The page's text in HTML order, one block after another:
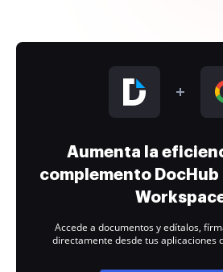
Aumenta la
complemento DocHub
Accede a documentos y edítalos,
directamente desde tus aplicaciones